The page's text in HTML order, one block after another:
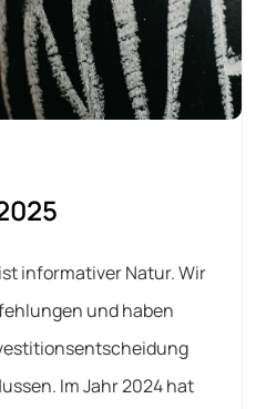
informativer Natur. Wir
und haben
Im Jahr 2024 hat